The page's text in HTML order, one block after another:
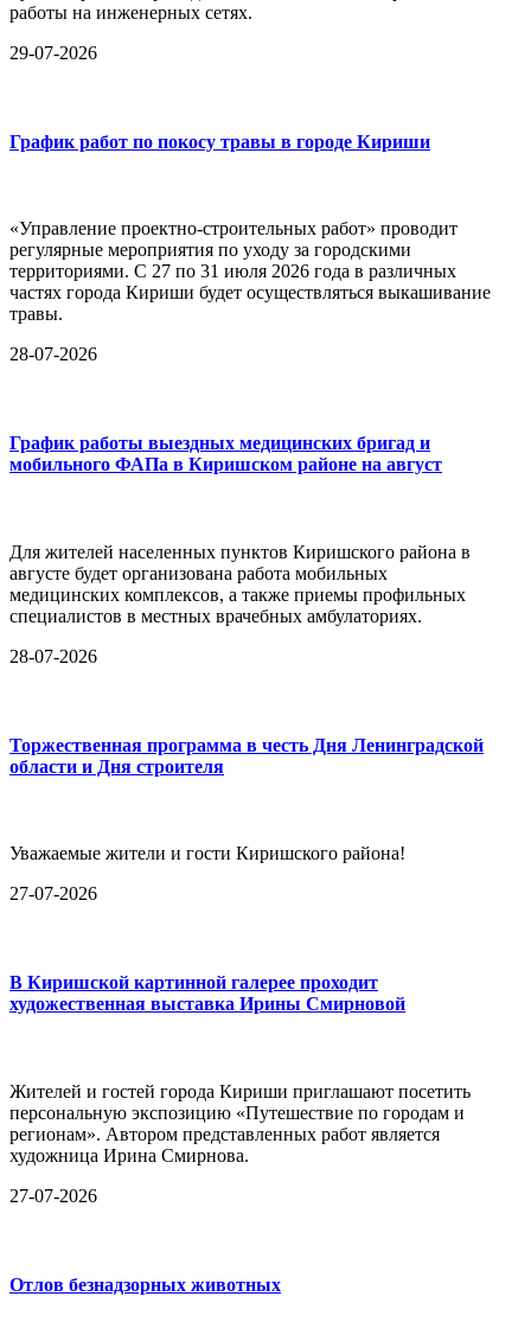
работы на инженерных сетях.
29-07-2026
График работ по покосу травы в городе Кириши
«Управление проектно-строительных работ» проводит
регулярные мероприятия по уходу за городскими
территориями. С 27 по 31 июля 2026 года в различных
частях города Кириши будет осуществляться выкашивание
травы.
28-07-2026
График работы выездных медицинских бригад и
мобильного ФАПа в Киришском районе на август
Для жителей населенных пунктов Киришского района в
августе будет организована работа мобильных
медицинских комплексов, а также приемы профильных
специалистов в местных врачебных амбулаториях.
28-07-2026
Торжественная программа в честь Дня Ленинградской
области и Дня строителя
Уважаемые жители и гости Киришского района!
27-07-2026
В Киришской картинной галерее проходит
художественная выставка Ирины Смирновой
Жителей и гостей города Кириши приглашают посетить
персональную экспозицию «Путешествие по городам и
регионам». Автором представленных работ является
художница Ирина Смирнова.
27-07-2026
Отлов безнадзорных животных